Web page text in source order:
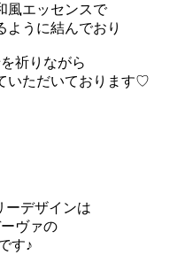
風エッセンスで
ように結んでおり
祈りながら
いただいております♡
ーデザインは
ヴァの
す♪